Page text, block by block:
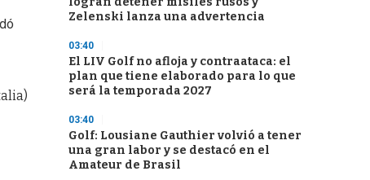
Zelenski lanza una advertencia
03:40
El LIV Golf no afloja y contraataca: el
plan que tiene elaborado para lo que
será la temporada 2027
03:40
Golf: Lousiane Gauthier volvió a tener
una gran labor y se destacó en el
Amateur de Brasil